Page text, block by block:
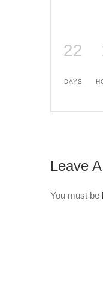
22
DAYS
Leave
You must be